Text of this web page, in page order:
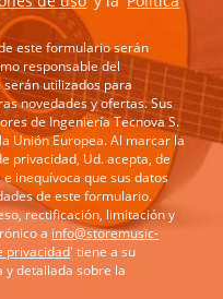
este formulario serán
responsable del
utilizados para
novedades y ofertas. Sus
de Ingeniería Tecnova S.
Unión Europea. Al marcar la
privacidad, Ud. acepta, de
inequívoca que sus datos
de este formulario.
rectificación, limitación y
a info@storemusic-
privacidad' tiene a su
y detallada sobre la